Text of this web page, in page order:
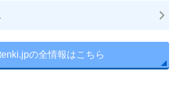
の全情報はこちら